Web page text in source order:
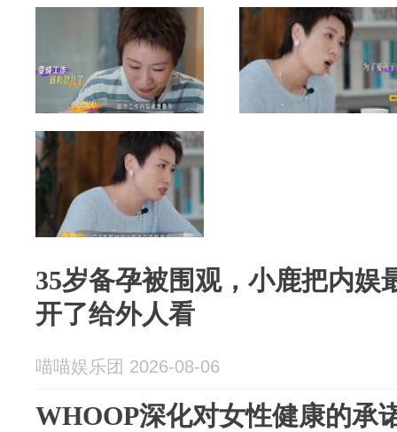
35岁备孕被围观，小鹿把内娱
开了给外人看
喵喵娱乐团 2026-08-06
WHOOP深化对女性健康的承